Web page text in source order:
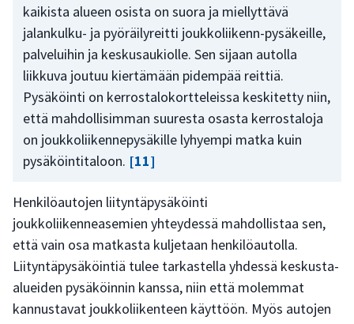
kaikista alueen osista on suora ja miellyttävä
jalankulku- ja pyöräilyreitti joukkoliikenn-pysäkeille,
palveluihin ja keskusaukiolle. Sen sijaan autolla
liikkuva joutuu kiertämään pidempää reittiä.
Pysäköinti on kerrostalokortteleissa keskitetty niin,
että mahdollisimman suuresta osasta kerrostaloja
on joukkoliikennepysäkille lyhyempi matka kuin
pysäköintitaloon. [11]
Henkilöautojen liityntäpysäköinti
joukkoliikenneasemien yhteydessä mahdollistaa sen,
että vain osa matkasta kuljetaan henkilöautolla.
Liityntäpysäköintiä tulee tarkastella yhdessä keskusta-
alueiden pysäköinnin kanssa, niin että molemmat
kannustavat joukkoliikenteen käyttöön. Myös autojen